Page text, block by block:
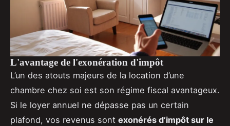
L'avantage de l'exonération d'impôt
L’un des atouts majeurs de la location d’une
chambre chez soi est son régime fiscal avantageux.
Si le loyer annuel ne dépasse pas un certain
plafond, vos revenus sont exonérés d’impôt sur le